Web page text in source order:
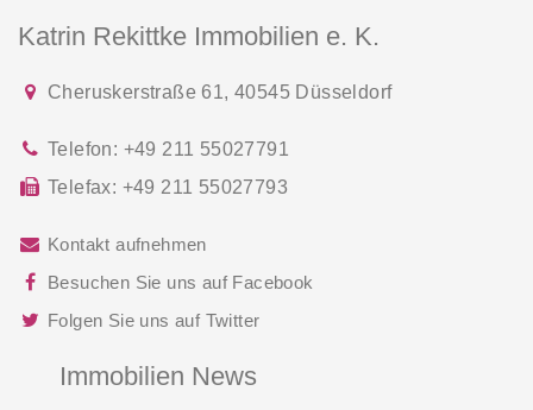
Katrin Rekittke Immobilien e. K.
Cheruskerstraße 61, 40545 Düsseldorf
Telefon: +49 211 55027791
Telefax: +49 211 55027793
Kontakt aufnehmen
Besuchen Sie uns auf Facebook
Folgen Sie uns auf Twitter
Immobilien News